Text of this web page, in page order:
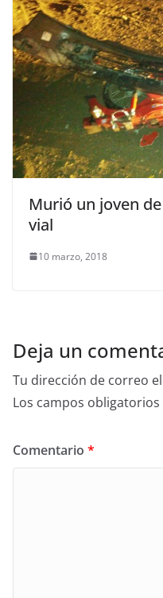
Murió un joven
vial
10 marzo, 2018
Deja un
Tu dirección de correo
Los campos
Comentario *